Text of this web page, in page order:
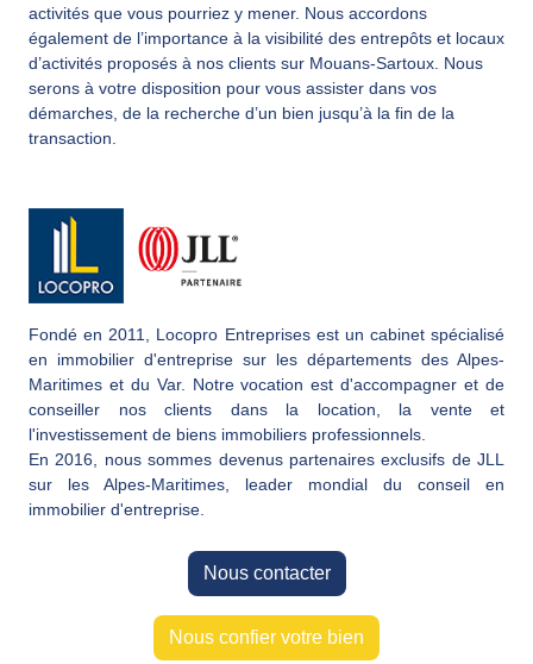
activités que vous pourriez y mener. Nous accordons
également de l’importance à la visibilité des entrepôts et locaux
d’activités proposés à nos clients sur Mouans-Sartoux. Nous
serons à votre disposition pour vous assister dans vos
démarches, de la recherche d’un bien jusqu’à la fin de la
transaction.
Fondé en 2011, Locopro Entreprises est un cabinet spécialisé
en immobilier d'entreprise sur les départements des Alpes-
Maritimes et du Var. Notre vocation est d'accompagner et de
conseiller nos clients dans la location, la vente et
l'investissement de biens immobiliers professionnels.
En 2016, nous sommes devenus partenaires exclusifs de JLL
sur les Alpes-Maritimes, leader mondial du conseil en
immobilier d'entreprise.
Nous contacter
Nous confier votre bien